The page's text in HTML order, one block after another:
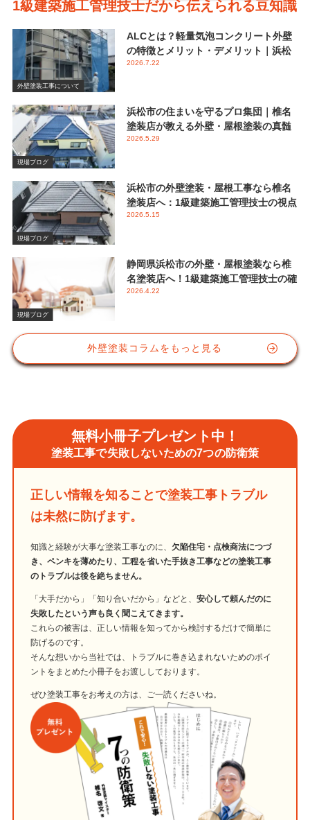
1級建築施工管理技士だから伝えられる豆知識
外壁塗装工事について
ALCとは？軽量気泡コンクリート外壁
の特徴とメリット・デメリット｜浜松
市 椎名塗装店
2026.7.22
現場ブログ
浜松市の住まいを守るプロ集団｜椎名
塗装店が教える外壁・屋根塗装の真髄
と失敗しない業者選び
2026.5.29
現場ブログ
浜松市の外壁塗装・屋根工事なら椎名
塗装店へ：1級建築施工管理技士の視点
で伝える後悔しないメンテナンス
2026.5.15
現場ブログ
静岡県浜松市の外壁・屋根塗装なら椎
名塗装店へ！1級建築施工管理技士の確
かな視点と屋根塗装におけるシリコン
2026.4.22
外壁塗装コラムをもっと見る
無料小冊子プレゼント中！
塗装工事で失敗しないための7つの防衛策
正しい情報を知ることで塗装工事トラブル
は未然に防げます。
知識と経験が大事な塗装工事なのに、 欠陥住宅・点検商法につづ
き、ペンキを薄めたり、工程を省いた手抜き工事などの塗装工事
のトラブルは後を絶ちません。
「大手だから」「知り合いだから」などと、安心して頼んだのに
失敗したという声も良く聞こえてきます。
これらの被害は、正しい情報を知ってから検討するだけで簡単に
防げるのです。
そんな想いから当社では、トラブルに巻き込まれないためのポイ
ントをまとめた小冊子をお渡ししております。
ぜひ塗装工事をお考えの方は、ご一読くださいね。